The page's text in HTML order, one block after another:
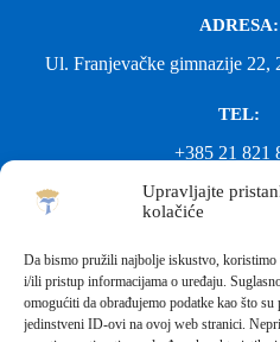
Upravljajte
kolačiće
Da bismo pružili najbolje iskustvo, koristimo
i/ili pristup informacijama o uređaju.
omogućiti da obrađujemo podatke kao što
jedinstveni ID-ovi na ovoj web stranici.
ADRESA:
Ul. Franjevačke gimnazije 22,
TEL:
+385 21 821
EMAIL:
EMAIL: